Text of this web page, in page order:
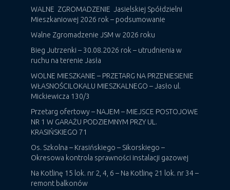
WALNE ZGROMADZENIE Jasielskiej Spółdzielni
Mieszkaniowej 2026 rok – podsumowanie
Walne Zgromadzenie JSM w 2026 roku
Bieg Jutrzenki – 30.08.2026 rok – utrudnienia w
ruchu na terenie Jasła
WOLNE MIESZKANIE – PRZETARG NA PRZENIESIENIE
WŁASNOŚCILOKALU MIESZKALNEGO – Jasło ul.
Mickiewicza 130/3
Przetarg ofertowy – NAJEM – MIEJSCE POSTOJOWE
NR 1 W GARAŻU PODZIEMNYM PRZY UL.
KRASIŃSKIEGO 71
Os. Szkolna – Krasińskiego – Sikorskiego –
Okresowa kontrola sprawności instalacji gazowej
Na Kotlinę 15 lok. nr 2, 4, 6 – Na Kotlinę 21 lok. nr 34 –
remont balkonów